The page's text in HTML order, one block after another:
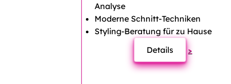
Analyse
Moderne Schnitt-Techniken
Styling-Beratung für zu Hause
Details
>